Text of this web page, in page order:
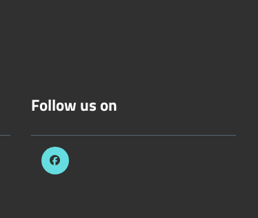
Follow us on